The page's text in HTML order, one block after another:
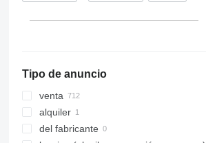
Tipo de anuncio
venta
alquiler
del fabricante